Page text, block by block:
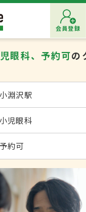
会員登録
眼科、予約可の
小淵沢駅
小児眼科
予約可